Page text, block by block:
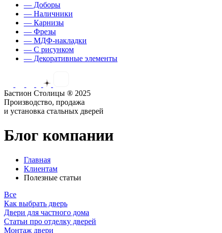
— Доборы
— Наличники
— Карнизы
— Фрезы
— МДФ-накладки
— С рисунком
— Декоративные элементы
Бастион Столицы ® 2025
Производство, продажа
и установка стальных дверей
Блог компании
Главная
Клиентам
Полезные статьи
Все
Как выбрать дверь
Двери для частного дома
Статьи про отделку дверей
Монтаж двери